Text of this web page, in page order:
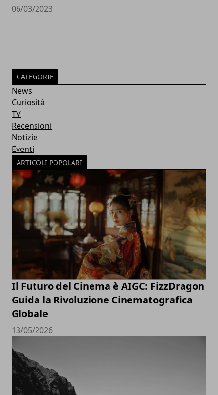
06/03/2023
CATEGORIE
News
Curiosità
TV
Recensioni
Notizie
Eventi
ARTICOLI POPOLARI
Il Futuro del Cinema è AIGC: FizzDragon
Guida la Rivoluzione Cinematografica
Globale
13/05/2026